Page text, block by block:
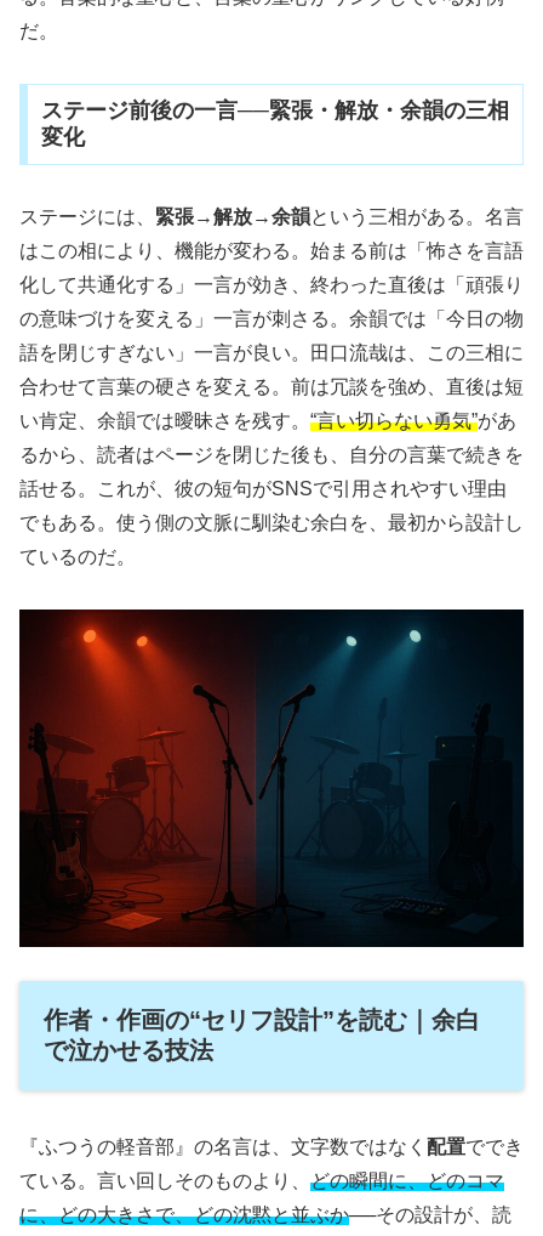
だ。
ステージ前後の一言──緊張・解放・余韻の三相
変化
ステージには、 緊張→解放→余韻という三相がある。名言
はこの相により、機能が変わる。始まる前は「怖さを言語
化して共通化する」一言が効き、終わった直後は「頑張り
の意味づけを変える」一言が刺さる。余韻では「今日の物
語を閉じすぎない」一言が良い。田口流哉は、この三相に
合わせて言葉の硬さを変える。前は冗談を強め、直後は短
い肯定、余韻では曖昧さを残す。 “言い切らない勇気”があ
るから、読者はページを閉じた後も、自分の言葉で続きを
話せる。これが、彼の短句がSNSで引用されやすい理由
でもある。使う側の文脈に馴染む余白を、最初から設計し
ているのだ。
作者・作画の“セリフ設計”を読む｜余白
で泣かせる技法
『ふつうの軽音部』の名言は、文字数ではなく 配置ででき
ている。言い回しそのものより、 どの瞬間に、どのコマ
に、どの大きさで、どの沈黙と並ぶか──その設計が、読